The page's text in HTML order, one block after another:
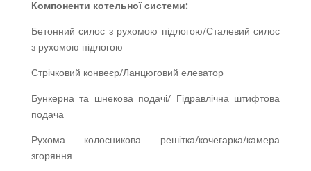
Компоненти котельної системи:
Бетонний силос з рухомою підлогою/Сталевий силос
з рухомою підлогою
Стрічковий конвеєр/Ланцюговий елеватор
Бункерна та шнекова подачі/ Гідравлічна штифтова
подача
Рухома колосникова решітка/кочегарка/камера
згоряння